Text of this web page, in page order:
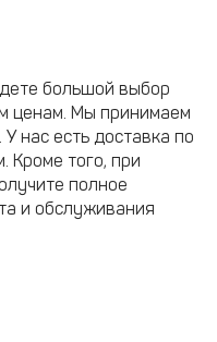
большой выбор
ценам. Мы принимаем
нас есть доставка по
Кроме того, при
полное
и обслуживания